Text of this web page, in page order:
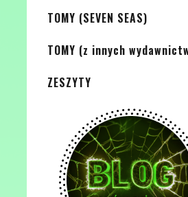
TOMY (SEVEN SEAS)
TOMY (z innych
ZESZYTY